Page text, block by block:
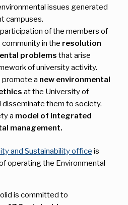
issues generated
campuses.
of the members of
in the resolution
problems that arise
of university activity.
promote a new environmental
at the University of
disseminate them to society.
a model of integrated
management.
and Sustainability office is
operating the Environmental
is committed to